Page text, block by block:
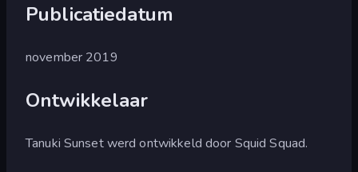
Publicatiedatum
november 2019
Ontwikkelaar
Tanuki Sunset werd ontwikkeld door Squid Squad.